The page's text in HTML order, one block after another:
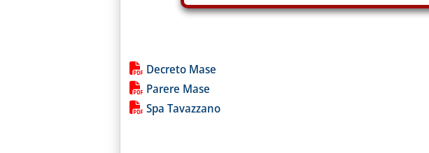
Lista allegati PDF alla notizia
Decreto Mase
Parere Mase
Spa Tavazzano